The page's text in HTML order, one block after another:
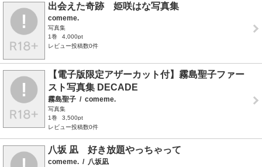
出会えた奇跡 姫咲はな写真集
comeme.
写真集
1巻
4,000pt
レビュー投稿数0件
【電子版限定アザーカット付】霧島聖子ファー
スト写真集 DECADE
霧島聖子 / comeme.
写真集
1巻
3,500pt
レビュー投稿数0件
八坂 凪 好き放題やっちゃって
comeme. / 八坂凪